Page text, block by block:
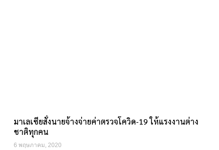
มาเลเซียสั่งนายจ้างจ่ายค่าตรวจโควิด-19 ให้แรงงานต่าง
ชาติทุกคน
6 พฤษภาคม, 2020